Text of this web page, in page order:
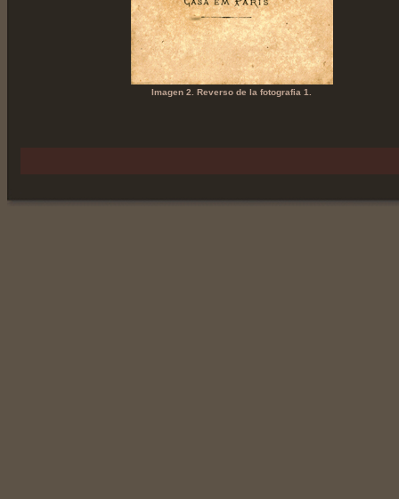
Imagen 2. Reverso de la fotografia 1.